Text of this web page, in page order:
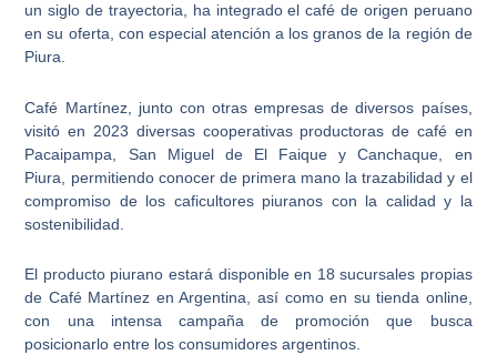
un siglo de trayectoria, ha integrado el café de origen peruano
en su oferta, con especial atención a los granos de la región de
Piura.
Café Martínez, junto con otras empresas de diversos países,
visitó en 2023 diversas cooperativas productoras de café en
Pacaipampa, San Miguel de El Faique y Canchaque, en
Piura, permitiendo conocer de primera mano la trazabilidad y el
compromiso de los caficultores piuranos con la calidad y la
sostenibilidad.
El producto piurano estará disponible en 18 sucursales propias
de Café Martínez en Argentina, así como en su tienda online,
con una intensa campaña de promoción que busca
posicionarlo entre los consumidores argentinos.